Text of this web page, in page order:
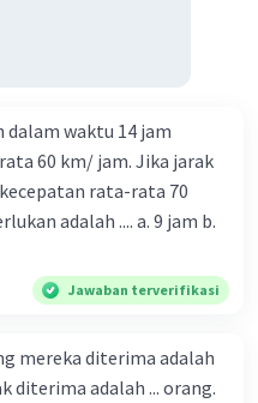
waktu 14 jam
60 km/ jam. Jika jarak
rata-rata 70
.... a. 9 jam b.
Jawaban terverifikasi
mereka diterima adalah
diterima adalah ... orang.